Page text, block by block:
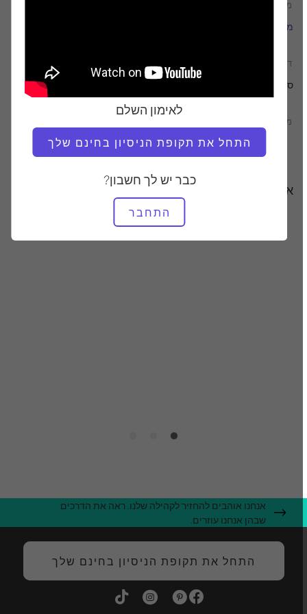
לאימון השלם
התחל את תקופת הניסיון בחינם שלך
כבר יש לך חשבון?
התחבר
מוֹרֶה
מיגל סילבה
דרוש ציוד
סטודיו שלם
מצא שיעורים דומים עבור
סטודיו שלם
אימונים אחרים שאולי תאהבו
אנחנו אוהבים להחזיר לקהילה שלנו. ראה את הדרכים
שבהן אנחנו עוזרים.
התחל את תקופת הניסיון בחינם שלך